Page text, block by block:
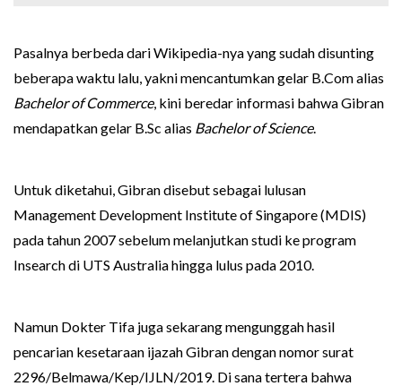
Pasalnya berbeda dari Wikipedia-nya yang sudah disunting
beberapa waktu lalu, yakni mencantumkan gelar B.Com alias
Bachelor of Commerce, kini beredar informasi bahwa Gibran
mendapatkan gelar B.Sc alias Bachelor of Science.
Untuk diketahui, Gibran disebut sebagai lulusan
Management Development Institute of Singapore (MDIS)
pada tahun 2007 sebelum melanjutkan studi ke program
Insearch di UTS Australia hingga lulus pada 2010.
Namun Dokter Tifa juga sekarang mengunggah hasil
pencarian kesetaraan ijazah Gibran dengan nomor surat
2296/Belmawa/Kep/IJLN/2019. Di sana tertera bahwa